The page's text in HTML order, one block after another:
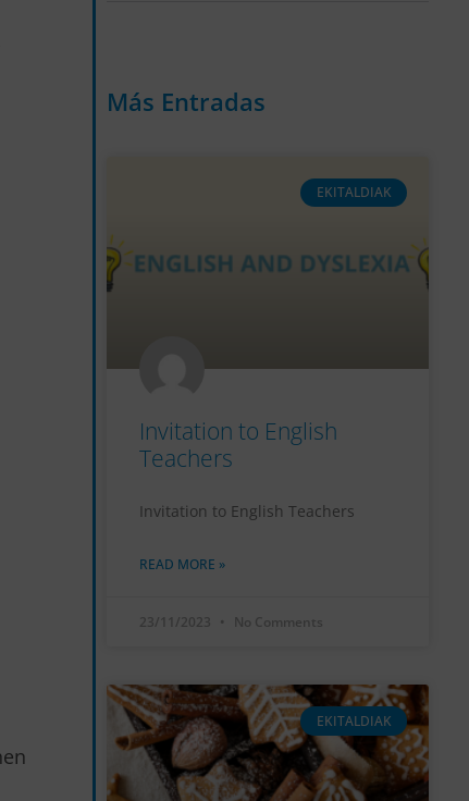
Más Entradas
EKITALDIAK
Invitation to English
Teachers
Invitation to English Teachers
READ MORE »
23/11/2023 No Comments
EKITALDIAK